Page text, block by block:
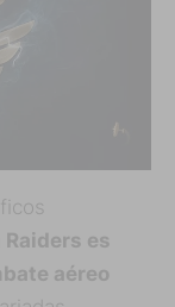
es
aéreo